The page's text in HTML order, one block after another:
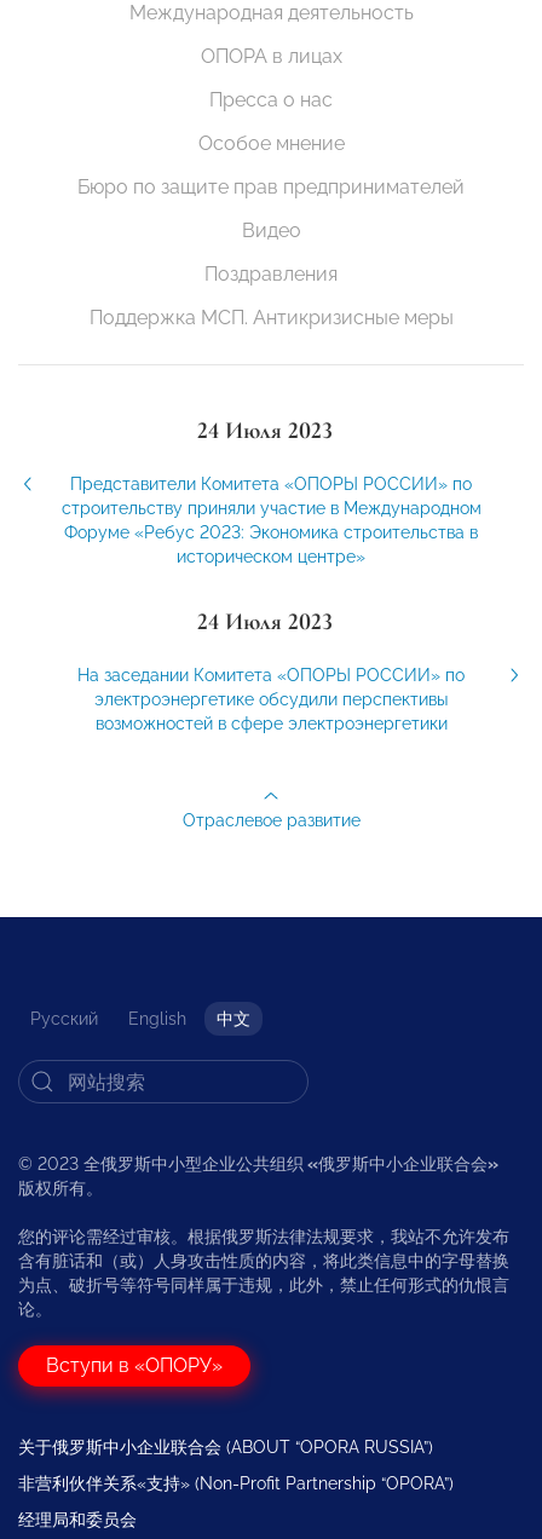
Международная деятельность
ОПОРА в лицах
Пресса о нас
Особое мнение
Бюро по защите прав предпринимателей
Видео
Поздравления
Поддержка МСП. Антикризисные меры
24 Июля 2023
Представители Комитета «ОПОРЫ РОССИИ» по
строительству приняли участие в Международном
Форуме «Ребус 2023: Экономика строительства в
историческом центре»
24 Июля 2023
На заседании Комитета «ОПОРЫ РОССИИ» по
электроэнергетике обсудили перспективы
возможностей в сфере электроэнергетики
Отраслевое развитие
Русский English 中文
© 2023 全俄罗斯中小型企业公共组织 «俄罗斯中小企业联合会»
版权所有。
您的评论需经过审核。根据俄罗斯法律法规要求，我站不允许发布
含有脏话和（或）人身攻击性质的内容，将此类信息中的字母替换
为点、破折号等符号同样属于违规，此外，禁止任何形式的仇恨言
论。
Вступи в «ОПОРУ»
关于俄罗斯中小企业联合会 (ABOUT “OPORA RUSSIA”)
非营利伙伴关系«支持» (Non-Profit Partnership “OPORA”)
经理局和委员会